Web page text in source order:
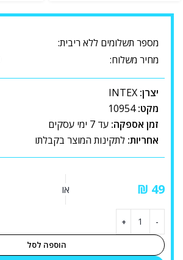
מספר תשלומים ללא ריבית:
מחיר משלוח:
יצרן: INTEX
מקט:10954
זמן אספקה: עד 7 ימי עסקים
אחריות: לתקינות המוצר בקבלתו
₪ או
הוספה לסל